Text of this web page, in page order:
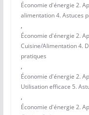
Économie d'énergie 2.
alimentation 4. Astuces
,
Économie d'énergie 2.
Cuisine/Alimentation 4.
pratiques
,
Économie d'énergie 2.
Utilisation efficace 5.
,
Économie d'énergie 2.